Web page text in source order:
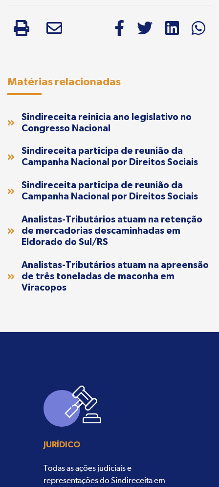
Matérias relacionadas
Sindireceita reinicia ano legislativo no
Congresso Nacional
Sindireceita participa de reunião da
Campanha Nacional por Direitos Sociais
Sindireceita participa de reunião da
Campanha Nacional por Direitos Sociais
Analistas-Tributários atuam na retenção
de mercadorias descaminhadas em
Eldorado do Sul/RS
Analistas-Tributários atuam na apreensão
de três toneladas de maconha em
Viracopos
JURÍDICO
Todas as ações judiciais e
representações do Sindireceita em